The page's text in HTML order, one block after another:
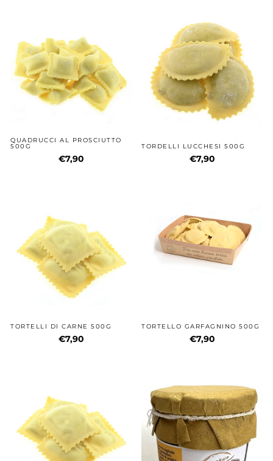
QUADRUCCI AL PROSCIUTTO
500G
€7,90
TORDELLI LUCCHESI 500G
€7,90
TORTELLI DI CARNE 500G
€7,90
TORTELLO GARFAGNINO 500G
€7,90